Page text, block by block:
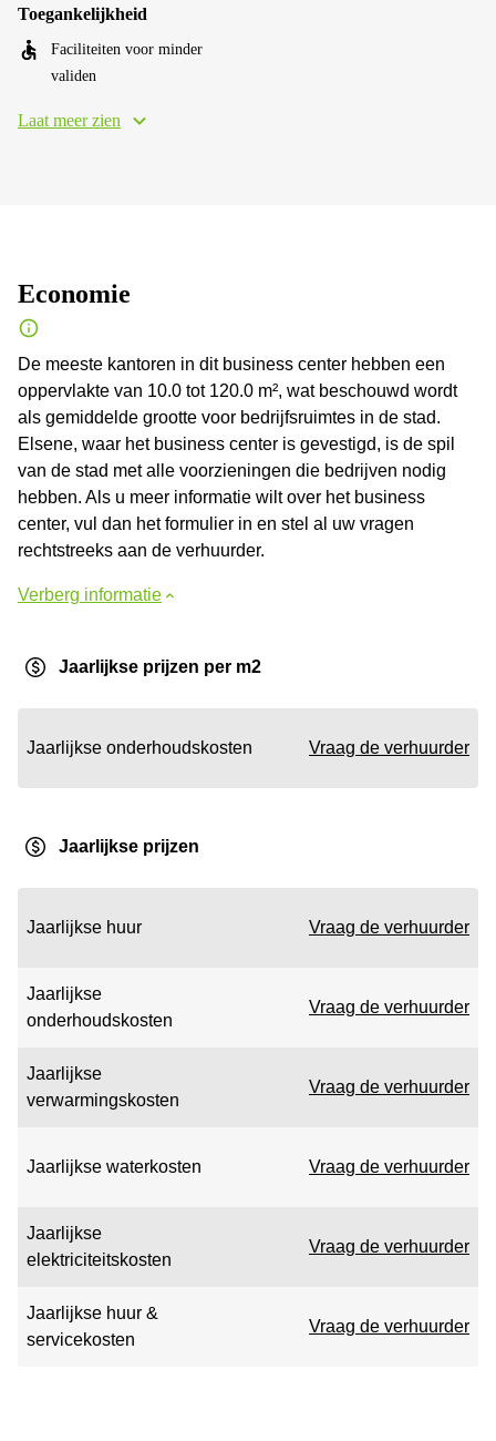
Toegankelijkheid
Faciliteiten voor minder
validen
Laat meer zien
Economie
De meeste kantoren in dit business center hebben een
oppervlakte van 10.0 tot 120.0 m², wat beschouwd wordt
als gemiddelde grootte voor bedrijfsruimtes in de stad.
Elsene, waar het business center is gevestigd, is de spil
van de stad met alle voorzieningen die bedrijven nodig
hebben. Als u meer informatie wilt over het business
center, vul dan het formulier in en stel al uw vragen
rechtstreeks aan de verhuurder.
Verberg informatie
Jaarlijkse prijzen per m2
Jaarlijkse onderhoudskosten Vraag de verhuurder
Jaarlijkse prijzen
Jaarlijkse huur Vraag de verhuurder
Jaarlijkse
onderhoudskosten
Vraag de verhuurder
Jaarlijkse
verwarmingskosten
Vraag de verhuurder
Jaarlijkse waterkosten Vraag de verhuurder
Jaarlijkse
elektriciteitskosten
Vraag de verhuurder
Jaarlijkse huur &
servicekosten
Vraag de verhuurder